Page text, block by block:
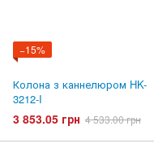
−15%
Колона з каннелюром HK-
3212-I
3 853.05 грн 4 533.00 грн